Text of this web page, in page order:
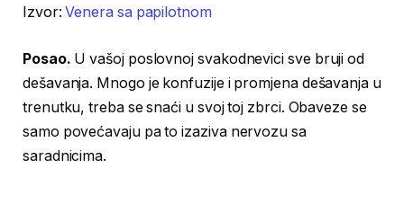
Izvor:Venera sa papilotnom
Posao. U vašoj poslovnoj svakodnevici sve bruji od
dešavanja. Mnogo je konfuzije i promjena dešavanja u
trenutku, treba se snaći u svoj toj zbrci. Obaveze se
samo povećavaju pa to izaziva nervozu sa
saradnicima.